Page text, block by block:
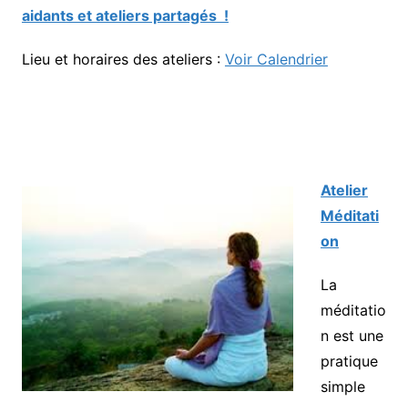
aidants et ateliers partagés !
Lieu et horaires des ateliers : Voir Calendrier
Atelier
Méditati
on
La
méditatio
n est une
pratique
simple